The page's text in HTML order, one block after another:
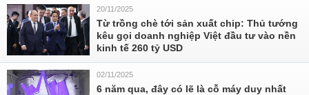
20/11/2025
Từ trồng chè tới sản xuất chip: Thủ tướng
kêu gọi doanh nghiệp Việt đầu tư vào nền
kinh tế 260 tỷ USD
02/11/2025
6 năm qua, đây có lẽ là cỗ máy duy nhất